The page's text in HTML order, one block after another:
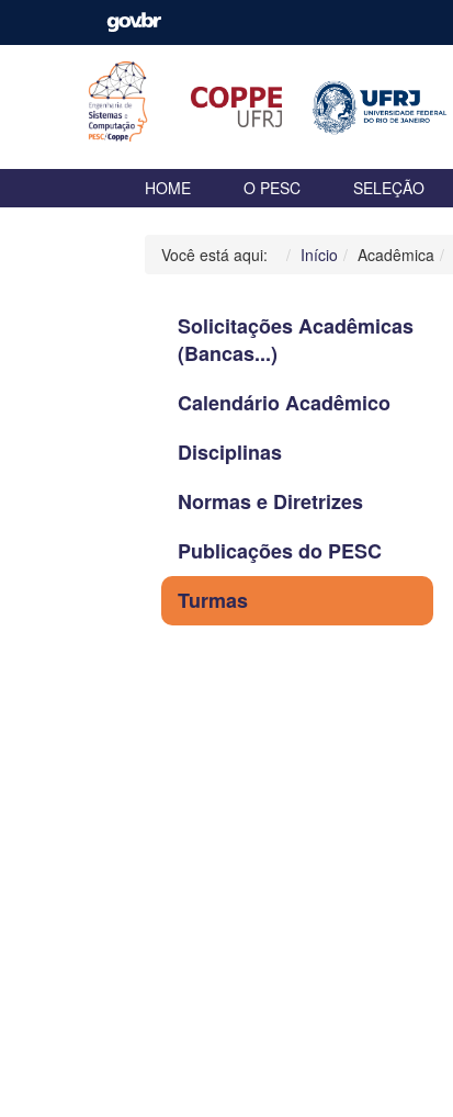
HOME O PESC SELEÇÃO
Você está aqui: Início Acadêmica
Solicitações Acadêmicas
(Bancas...)
Calendário Acadêmico
Disciplinas
Normas e Diretrizes
Publicações do PESC
Turmas